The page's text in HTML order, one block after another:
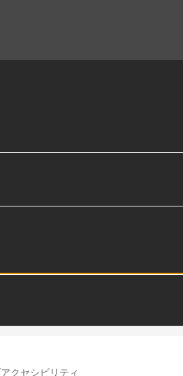
クセシビリティ